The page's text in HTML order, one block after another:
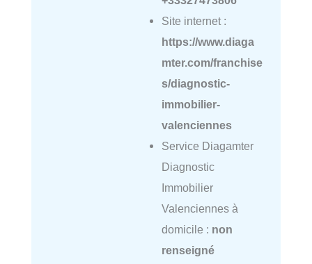
Site internet :
https://www.diaga
mter.com/franchise
s/diagnostic-
immobilier-
valenciennes
Service Diagamter
Diagnostic
Immobilier
Valenciennes à
domicile : non
renseigné